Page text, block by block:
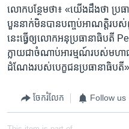
លោក​បន្ថែម​ថា៖ «យើង​ដឹង​ថា ប្រ
បួន​នាក់​មិន​បាន​បញ្ចប់​អាណត្តិ​រប
នេះធ្វើ​ឲ្យ​លោក​អនុប្រធានាធិបតី
ក្លាយជា​ចំណាប់​អារម្មណ៍​របស់​មហ
ដំណែង​របស់​បេក្ខជន​ប្រធានាធិបតី
ចែករំលែក Follow us